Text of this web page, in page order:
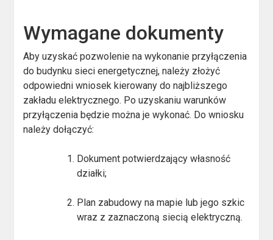
Wymagane dokumenty
Aby uzyskać pozwolenie na wykonanie przyłączenia
do budynku sieci energetycznej, należy złożyć
odpowiedni wniosek kierowany do najbliższego
zakładu elektrycznego. Po uzyskaniu warunków
przyłączenia będzie można je wykonać. Do wniosku
należy dołączyć:
Dokument potwierdzający własność
działki;
Plan zabudowy na mapie lub jego szkic
wraz z zaznaczoną siecią elektryczną.